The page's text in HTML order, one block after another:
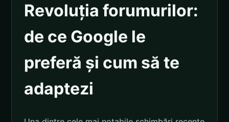
Revoluția forumurilor:
de ce Google le
preferă și cum să te
adaptezi